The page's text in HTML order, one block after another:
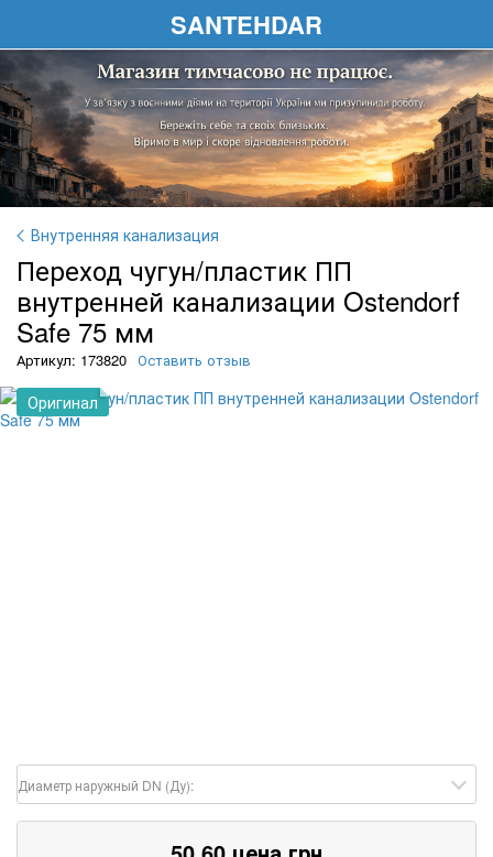
SANTEHDAR
Внутренняя канализация
Переход чугун/пластик ПП
внутренней канализации Ostendorf
Safe 75 мм
Артикул: 173820 Оставить отзыв
Оригинал
Диаметр наружный DN (Ду):